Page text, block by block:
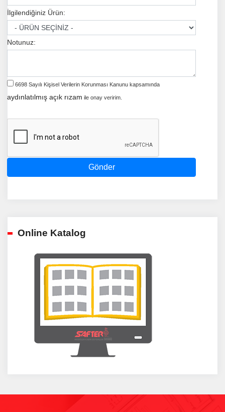
İlgilendiğiniz Ürün:
Notunuz:
6698 Sayılı Kişisel Verilerin Korunması Kanunu kapsamında
aydınlatılmış açık rızam ile onay veririm.
Gönder
Online Katalog